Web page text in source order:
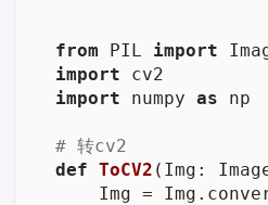
from PIL import
import
import numpy as np
# 转cv2
def ToCV2 ( Img:
Img =